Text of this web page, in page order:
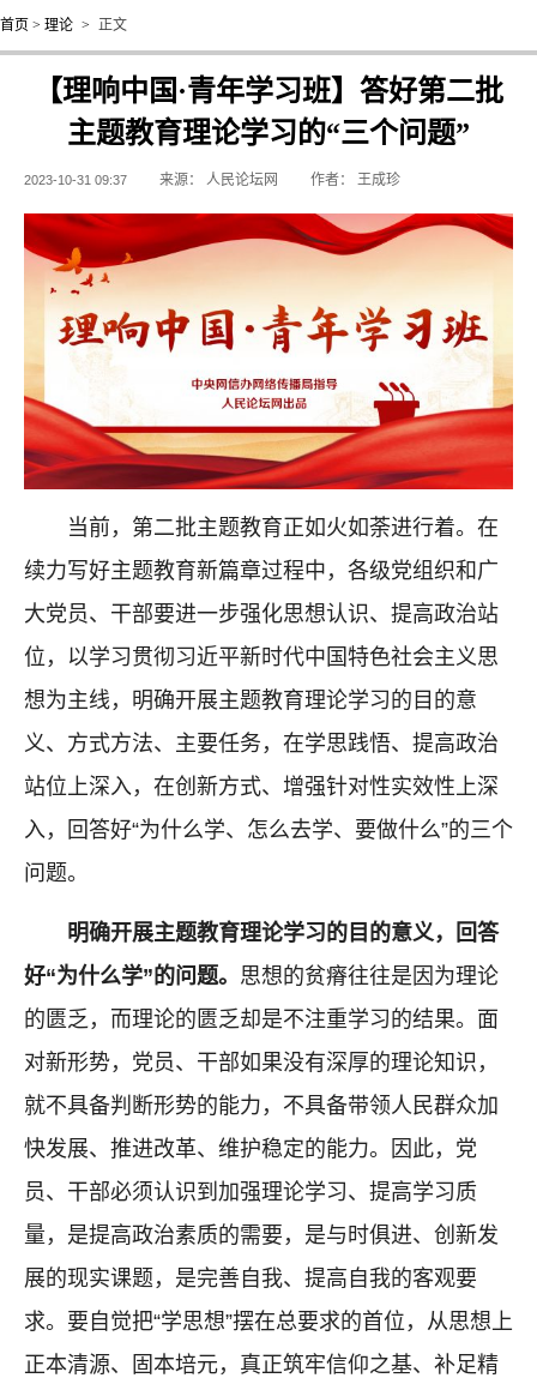
首页 > 理论 > 正文
【理响中国·青年学习班】答好第二批
主题教育理论学习的“三个问题”
2023-10-31 09:37 来源： 人民论坛网 作者： 王成珍
当前，第二批主题教育正如火如荼进行着。在
续力写好主题教育新篇章过程中，各级党组织和广
大党员、干部要进一步强化思想认识、提高政治站
位，以学习贯彻习近平新时代中国特色社会主义思
想为主线，明确开展主题教育理论学习的目的意
义、方式方法、主要任务，在学思践悟、提高政治
站位上深入，在创新方式、增强针对性实效性上深
入，回答好“为什么学、怎么去学、要做什么”的三个
问题。
明确开展主题教育理论学习的 目的意义，回答
好“为什么学”的问题。 思想的贫瘠往往是因为理论
的匮乏，而理论的匮乏却是不注重学习的结果。面
对新形势，党员、干部如果没有深厚的理论知识，
就不具备判断形势的能力，不具备带领人民群众加
快发展、推进改革、维护稳定的能力。因此，党
员、干部必须认识到加强理论学习、提高学习质
量，是提高政治素质的需要，是与时俱进、创新发
展的现实课题，是完善自我、提高自我的客观要
求。要自觉把“学思想”摆在总要求的首位，从思想上
正本清源、固本培元，真正筑牢信仰之基、补足精